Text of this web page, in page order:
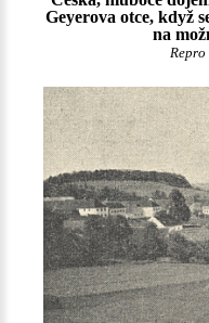
Geyerova otce, když
na